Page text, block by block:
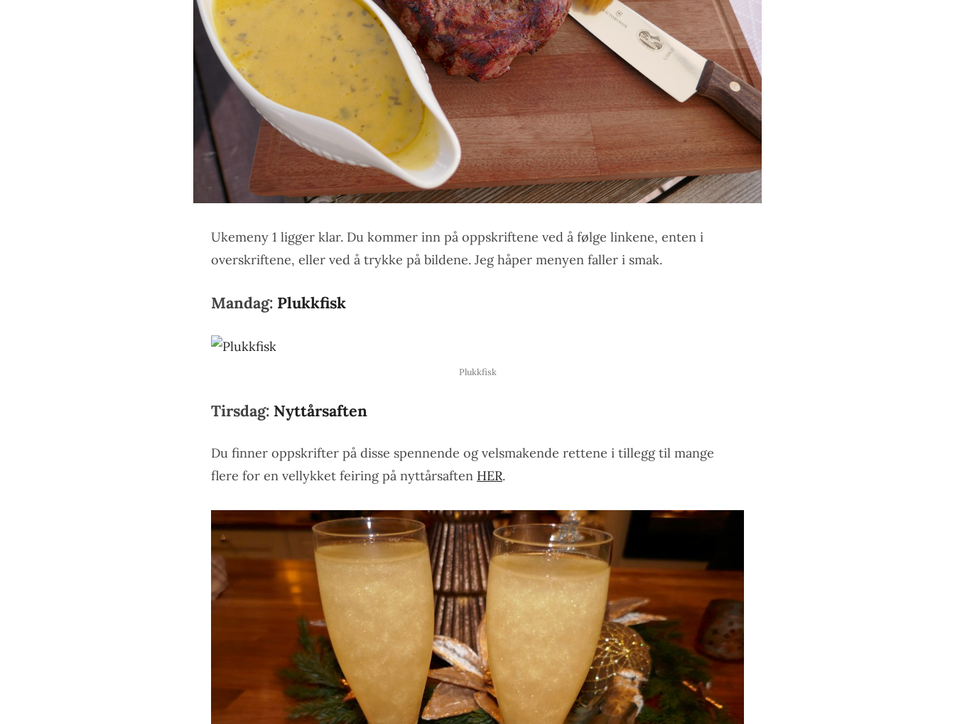
Ukemeny 1 ligger klar. Du kommer inn på oppskriftene ved å følge linkene, enten i
overskriftene, eller ved å trykke på bildene. Jeg håper menyen faller i smak.
Mandag: Plukkfisk
Plukkfisk
Tirsdag: Nyttårsaften
Du finner oppskrifter på disse spennende og velsmakende rettene i tillegg til mange
flere for en vellykket feiring på nyttårsaften HER.